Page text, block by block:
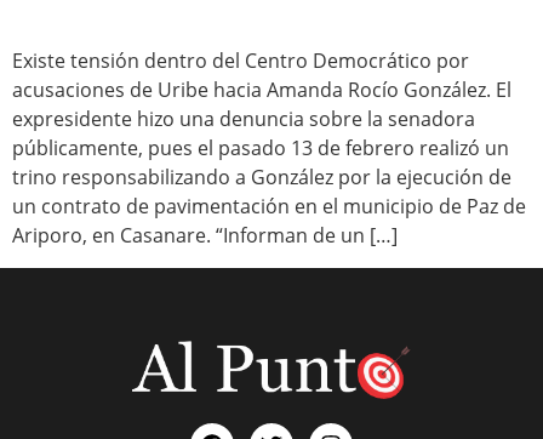
Existe tensión dentro del Centro Democrático por
acusaciones de Uribe hacia Amanda Rocío González. El
expresidente hizo una denuncia sobre la senadora
públicamente, pues el pasado 13 de febrero realizó un
trino responsabilizando a González por la ejecución de
un contrato de pavimentación en el municipio de Paz de
Ariporo, en Casanare. “Informan de un […]